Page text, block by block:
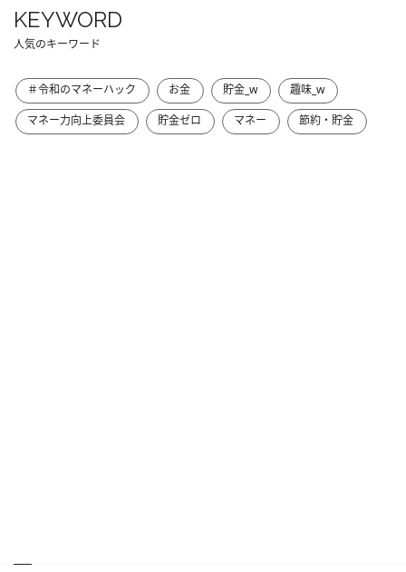
KEYWORD
人気のキーワード
＃令和のマネーハック お金 貯金_w
趣味_w
マネー力向上委員会
貯金ゼロ マネー 節約・貯金